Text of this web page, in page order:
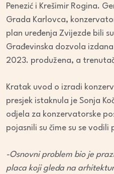
Penezić i Krešimir Rogina.
Grada Karlovca,
plan uređenja Zvijezde bili
Građevinska dozvola
2023. produžena, a
Kratak uvod o izradi
presjek istaknula je Sonja
odjela za konzervatorske
pojasnili su čime su se
-Osnovni problem bio je
placa koji gleda na